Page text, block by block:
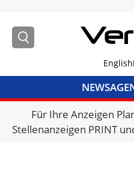
English
NEWS
Für Ihre Anzeigen
Stellenanzeigen PRINT